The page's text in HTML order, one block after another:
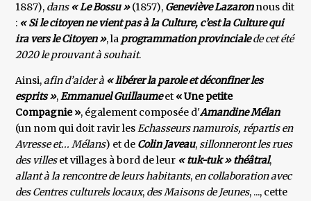
1887), dans « Le Bossu »(1857), Geneviève Lazaronnous dit
: « Si le citoyen ne vient pas à la Culture, c’est la Culture qui
ira vers le Citoyen », la programmation provincialede cet été
2020 le prouvant à souhait.
Ainsi,afin d’aider à « libérer la parole et déconfiner les
esprits »,Emmanuel Guillaumeet « Une petite
Compagnie », également composée d'Amandine Mélan
(un nom qui doit ravir lesEchasseurs namurois, répartis en
Avresse et... Mélans) et de Colin Javeau,sillonneront les rues
des villeset villages à bord de leur « tuk-tuk » théâtral,
allant à la rencontre de leurs habitants, en collaboration avec
des Centres culturels locaux, des Maisons de Jeunes, ..., cette